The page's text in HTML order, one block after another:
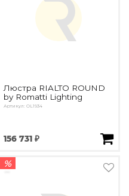
Люстра RIALTO ROUND
by Romatti Lighting
Артикул: OL1934
156 731 ₽
%